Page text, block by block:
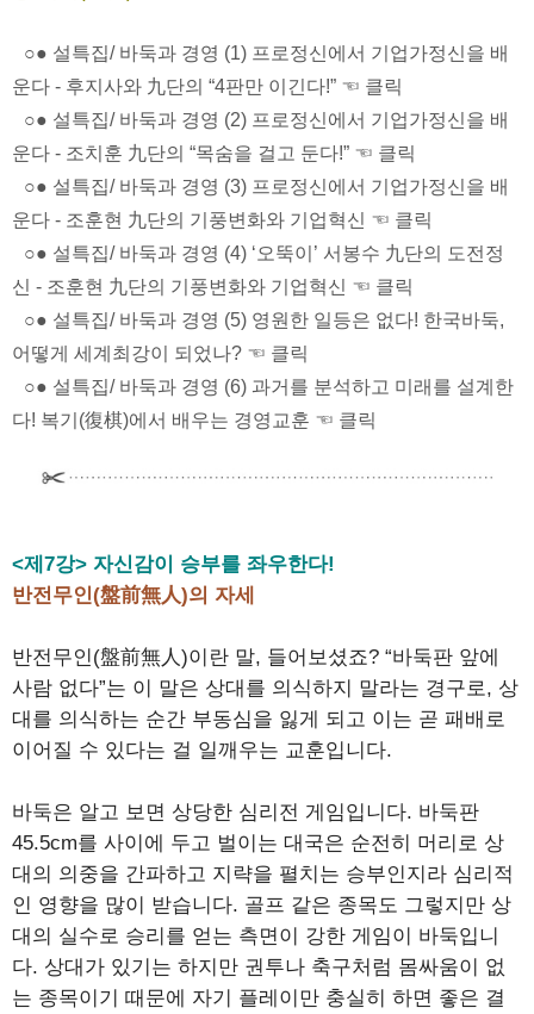
○● 설특집/ 바둑과 경영 (1) 프로정신에서 기업가정신을 배
운다 - 후지사와 九단의 “4판만 이긴다!” ☜ 클릭
○● 설특집/ 바둑과 경영 (2) 프로정신에서 기업가정신을 배
운다 - 조치훈 九단의 “목숨을 걸고 둔다!” ☜ 클릭
○● 설특집/ 바둑과 경영 (3) 프로정신에서 기업가정신을 배
운다 - 조훈현 九단의 기풍변화와 기업혁신 ☜ 클릭
○● 설특집/ 바둑과 경영 (4) ‘오뚝이’ 서봉수 九단의 도전정
신 - 조훈현 九단의 기풍변화와 기업혁신 ☜ 클릭
○● 설특집/ 바둑과 경영 (5) 영원한 일등은 없다! 한국바둑,
어떻게 세계최강이 되었나? ☜ 클릭
○● 설특집/ 바둑과 경영 (6) 과거를 분석하고 미래를 설계한
다! 복기(復棋)에서 배우는 경영교훈 ☜ 클릭
<제7강> 자신감이 승부를 좌우한다!
반전무인(盤前無人)의 자세
반전무인(盤前無人)이란 말, 들어보셨죠? “바둑판 앞에
사람 없다”는 이 말은 상대를 의식하지 말라는 경구로, 상
대를 의식하는 순간 부동심을 잃게 되고 이는 곧 패배로
이어질 수 있다는 걸 일깨우는 교훈입니다.
바둑은 알고 보면 상당한 심리전 게임입니다. 바둑판
45.5cm를 사이에 두고 벌이는 대국은 순전히 머리로 상
대의 의중을 간파하고 지략을 펼치는 승부인지라 심리적
인 영향을 많이 받습니다. 골프 같은 종목도 그렇지만 상
대의 실수로 승리를 얻는 측면이 강한 게임이 바둑입니
다. 상대가 있기는 하지만 권투나 축구처럼 몸싸움이 없
는 종목이기 때문에 자기 플레이만 충실히 하면 좋은 결